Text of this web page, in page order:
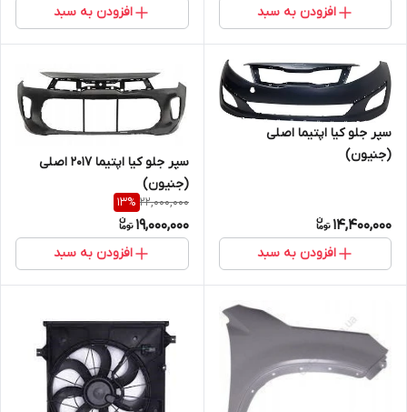
افزودن به سبد افزودن به سبد
سپر جلو کیا اپتیما اصلی
(جنیون)
14,400,000
افزودن به سبد
سپر جلو کیا اپتیما 2017 اصلی
(جنیون)
22,000,000
13%
19,000,000
افزودن به سبد